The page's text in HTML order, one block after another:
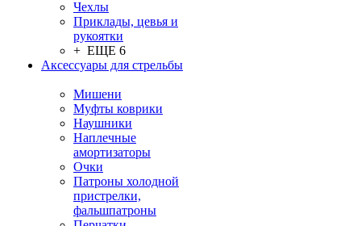
Чехлы
Приклады, цевья и
рукоятки
+ ЕЩЕ 6
Аксессуары для стрельбы
Мишени
Муфты коврики
Наушники
Наплечные
амортизаторы
Очки
Патроны холодной
пристрелки,
фальшпатроны